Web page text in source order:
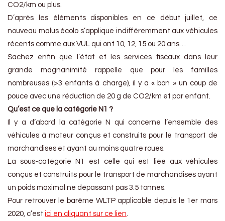
CO2/km ou plus.
D’après les éléments disponibles en ce début juillet, ce
nouveau malus écolo s’applique indifféremment aux véhicules
récents comme aux VUL qui ont 10, 12, 15 ou 20 ans…
Sachez enfin que l’état et les services fiscaux dans leur
grande magnanimité rappelle que pour les familles
nombreuses (>3 enfants à charge), il y a « bon » un coup de
pouce avec une réduction de 20 g de CO2/km et par enfant.
Qu’est ce que la catégorie N1 ?
Il y a d’abord la catégorie N qui concerne l’ensemble des
véhicules à moteur conçus et construits pour le transport de
marchandises et ayant au moins quatre roues.
La sous-catégorie N1 est celle qui est liée aux véhicules
conçus et construits pour le transport de marchandises ayant
un poids maximal ne dépassant pas 3.5 tonnes.
Pour retrouver le barême WLTP applicable depuis le 1er mars
2020, c’est ici en cliquant sur ce lien